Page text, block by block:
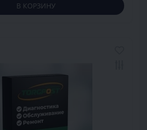
В КОРЗИНУ